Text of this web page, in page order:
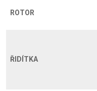
ROTOR
ŘIDÍTKA